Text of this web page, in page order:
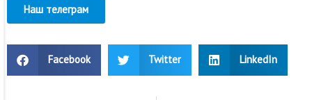
Наш телеграм
Facebook Twitter LinkedIn